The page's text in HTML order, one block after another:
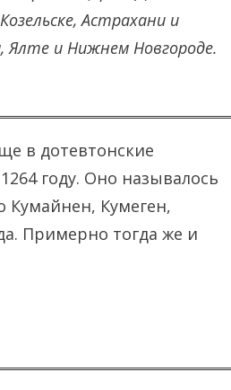
Астрахани и
Ялте и Нижнем Новгороде.
в дотевтонские
году. Оно называлось
Кумайнен, Кумеген,
Примерно тогда же и